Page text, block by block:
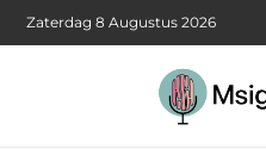
Zaterdag 8 Augustus 2026